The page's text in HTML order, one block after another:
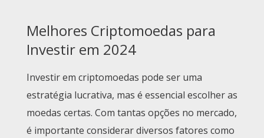
Melhores Criptomoedas para
Investir em 2024
Investir em criptomoedas pode ser uma
estratégia lucrativa, mas é essencial escolher as
moedas certas. Com tantas opções no mercado,
é importante considerar diversos fatores como